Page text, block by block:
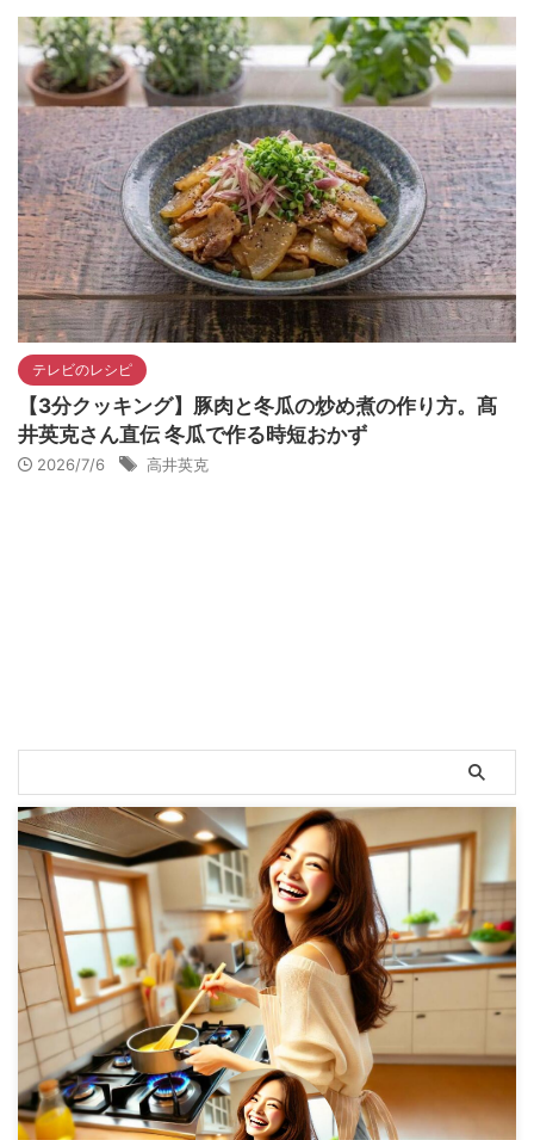
テレビのレシピ
【3分クッキング】豚肉と冬瓜の炒め煮の作り方。髙
井英克さん直伝 冬瓜で作る時短おかず
2026/7/6 高井英克